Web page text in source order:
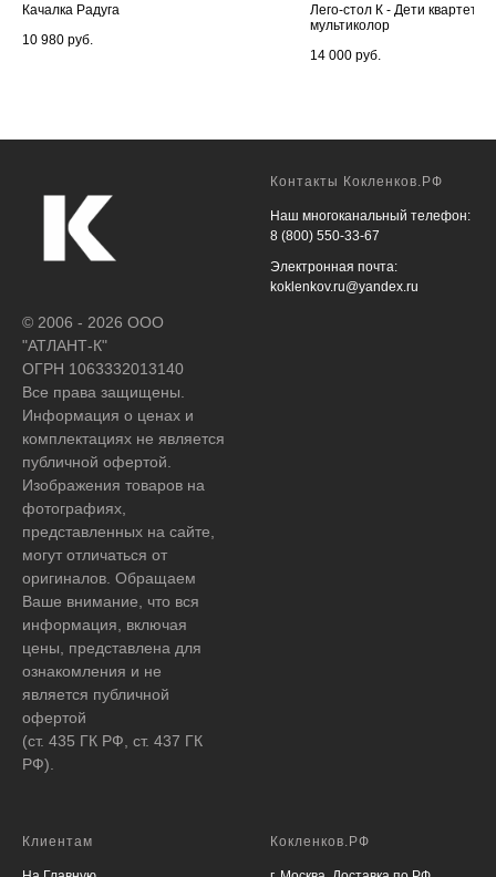
Качалка Радуга
10 980 руб.
Лего-стол К - Дети квартет
мультиколор
14 000 руб.
© 2006 - 2026 ООО
"АТЛАНТ-К"
ОГРН 1063332013140
Все права защищены.
Информация о ценах и
комплектациях не является
публичной офертой.
Изображения товаров на
фотографиях,
представленных на сайте,
могут отличаться от
оригиналов. Обращаем
Ваше внимание, что вся
информация, включая
цены, представлена для
ознакомления и не
является публичной
офертой
(ст. 435 ГК РФ, ст. 437 ГК
РФ).
Контакты Кокленков.РФ
Наш многоканальный телефон:
8 (800) 550-33-67
Электронная почта:
koklenkov.ru@yandex.ru
Клиентам Кокленков.РФ